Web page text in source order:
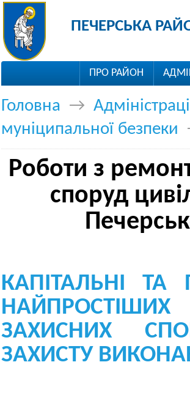
ПЕЧЕРСЬКА
ПРО РАЙОН
Головна →
муніципальної безпеки
Роботи з
споруд
КАПІТАЛЬНІ
ЗАХИСНИХ
ЗАХИСТУ